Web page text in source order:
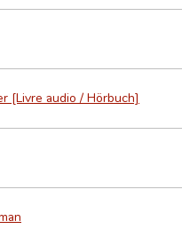
[Livre audio / Hörbuch]